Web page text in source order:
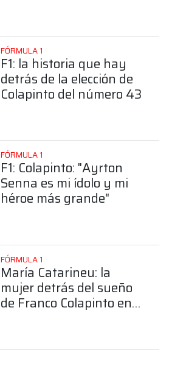
FÓRMULA 1
F1: la historia que hay
detrás de la elección de
Colapinto del número 43
FÓRMULA 1
F1: Colapinto: "Ayrton
Senna es mi ídolo y mi
héroe más grande"
FÓRMULA 1
María Catarineu: la
mujer detrás del sueño
de Franco Colapinto en